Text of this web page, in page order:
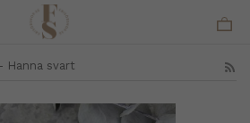
Hanna svart